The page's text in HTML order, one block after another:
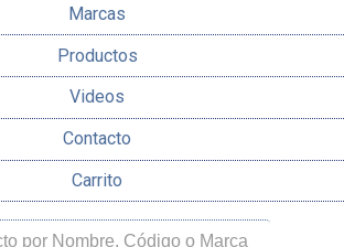
Marcas
Productos
Videos
Contacto
Carrito